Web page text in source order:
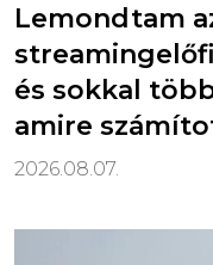
Lemondtam
és sokkal
amire
2026.08.07.